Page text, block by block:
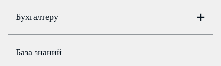
Бухгалтеру
Цены
База знаний